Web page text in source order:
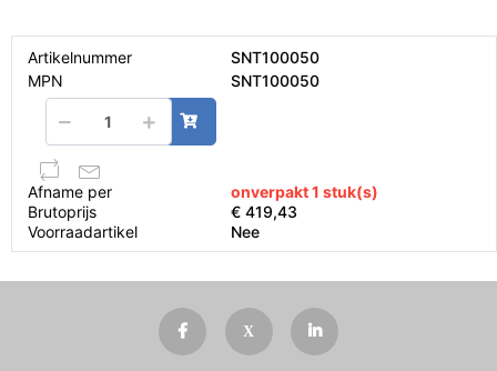
Artikelnummer
SNT100050
MPN
SNT100050
Afname per
onverpakt 1 stuk(s)
Brutoprijs
€ 419,43
Voorraadartikel
Nee